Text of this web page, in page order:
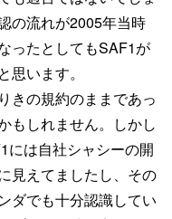
の流れが2005年当時
ったとしてもSAF1が
います。
きの規約のままであっ
もしれません。しかし
には自社シャシーの開
見えてましたし、その
ダでも十分認識してい